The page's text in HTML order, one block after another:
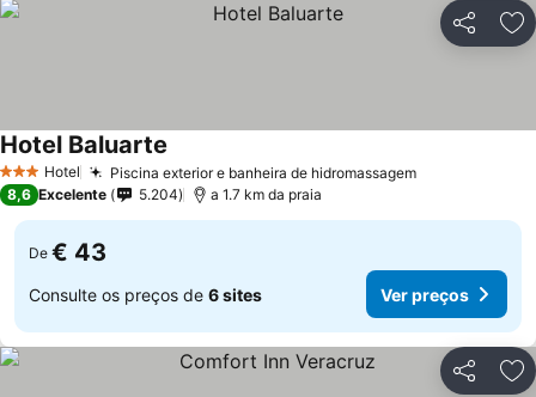
Partilhar
3 EstrelasHotel Piscina exterior e banheira de hidromassagemVer preços
Hotel Baluarte
8,6 Excelente 5.204 a 1.7 km da praia
De € 43
Consulte os preços de 6 sites Ver preços
Partilhar